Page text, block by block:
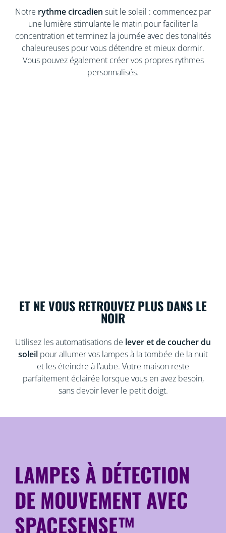
Notre rythme circadien suit le soleil : commencez par
une lumière stimulante le matin pour faciliter la
concentration et terminez la journée avec des tonalités
chaleureuses pour vous détendre et mieux dormir.
Vous pouvez également créer vos propres rythmes
personnalisés.
ET NE VOUS RETROUVEZ PLUS DANS LE
NOIR
Utilisez les automatisations de lever et de coucher du
soleil pour allumer vos lampes à la tombée de la nuit
et les éteindre à l’aube. Votre maison reste
parfaitement éclairée lorsque vous en avez besoin,
sans devoir lever le petit doigt.
LAMPES À DÉTECTION
DE MOUVEMENT AVEC
SPACESENSE™